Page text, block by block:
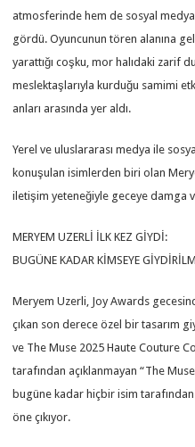
atmosferinde hem de sosyal
gördü. Oyuncunun tören alanına
yarattığı coşku, mor halıdaki zarif
meslektaşlarıyla kurduğu samimi
anları arasında yer aldı.
Yerel ve uluslararası medya ile
konuşulan isimlerden biri olan
iletişim yeteneğiyle geceye damga
MERYEM UZERLİ İLK KEZ GİYDİ:
BUGÜNE KADAR KİMSEYE
Meryem Uzerli, Joy Awards
çıkan son derece özel bir tasarım
ve The Muse 2025 Haute Couture
tarafından açıklanmayan “The
bugüne kadar hiçbir isim
öne çıkıyor.